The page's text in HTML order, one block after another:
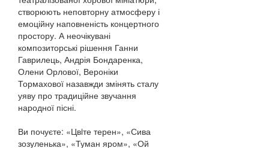
створюють неповторну атмосферу і
емоційну наповненість концертного
простору. А неочікувані
композиторські рішення Ганни
Гаврилець, Андрія Бондаренка,
Олени Орлової, Вероніки
Тормахової назавжди змінять сталу
уяву про традиційне звучання
народної пісні.
Ви почуєте: «Цвiте терен», «Сива
зозуленька», «Туман яром», «Ой